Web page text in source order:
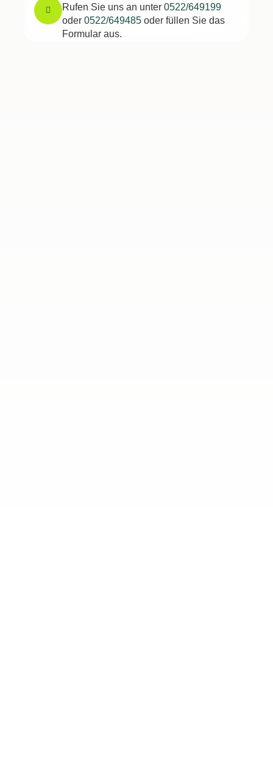
Rufen Sie uns an unter 0522/649199
oder 0522/649485 oder füllen Sie das
Formular aus.